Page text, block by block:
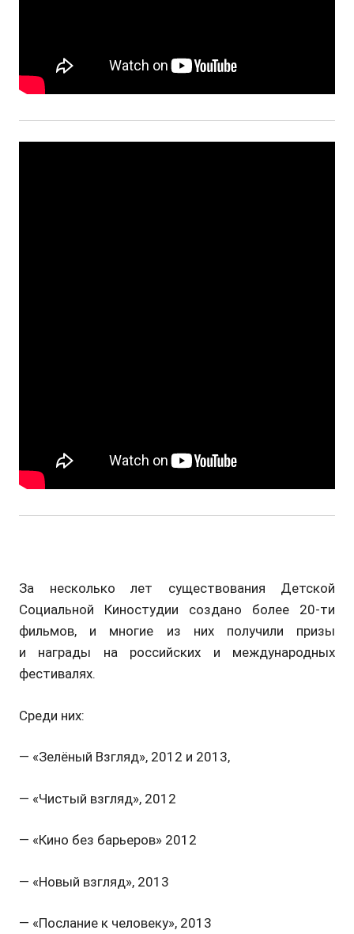
За несколько лет существования Детской
Социальной Киностудии создано более 20-ти
фильмов, и многие из них получили призы
и награды на российских и международных
фестивалях.
Среди них:
— «Зелёный Взгляд», 2012 и 2013,
— «Чистый взгляд», 2012
— «Кино без барьеров» 2012
— «Новый взгляд», 2013
— «Послание к человеку», 2013